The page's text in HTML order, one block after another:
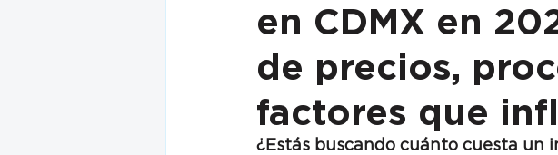
en CDMX en
de precios,
factores que
¿Estás buscando cuánto cuesta un